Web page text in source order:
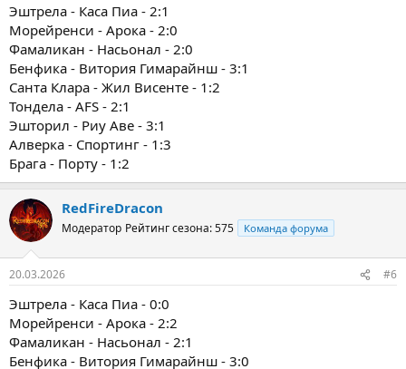
Эштрела - Каса Пиа - 2:1
Морейренси - Арока - 2:0
Фамаликан - Насьонал - 2:0
Бенфика - Витория Гимарайнш - 3:1
Санта Клара - Жил Висенте - 1:2
Тондела - AFS - 2:1
Эшторил - Риу Аве - 3:1
Алверка - Спортинг - 1:3
Брага - Порту - 1:2
RedFireDracon
Модератор Рейтинг сезона: 575 Команда форума
20.03.2026 #6
Эштрела - Каса Пиа - 0:0
Морейренси - Арока - 2:2
Фамаликан - Насьонал - 2:1
Бенфика - Витория Гимарайнш - 3:0